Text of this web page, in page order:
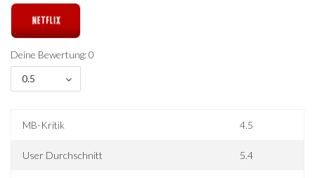
Deine Bewertung: 0
0.5
MB-Kritik 4.5
User Durchschnitt 5.4